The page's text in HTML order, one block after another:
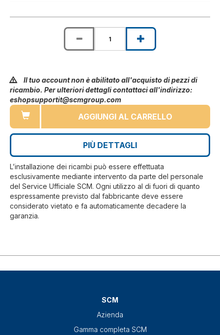
Il tuo account non è abilitato all'acquisto di pezzi di
ricambio. Per ulteriori dettagli contattaci all'indirizzo:
eshopsupportit@scmgroup.com
AGGIUNGI AL CARRELLO
PIÙ DETTAGLI
L’installazione dei ricambi può essere effettuata
esclusivamente mediante intervento da parte del personale
del Service Ufficiale SCM. Ogni utilizzo al di fuori di quanto
espressamente previsto dal fabbricante deve essere
considerato vietato e fa automaticamente decadere la
garanzia.
SCM
Azienda
Gamma completa SCM